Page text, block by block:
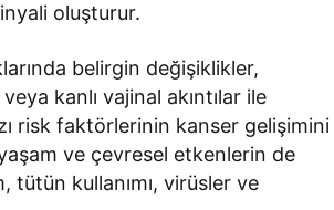
oluşturur.
belirgin değişiklikler,
kanlı vajinal akıntılar ile
risk faktörlerinin kanser gelişimini
ve çevresel etkenlerin de
tütün kullanımı, virüsler ve